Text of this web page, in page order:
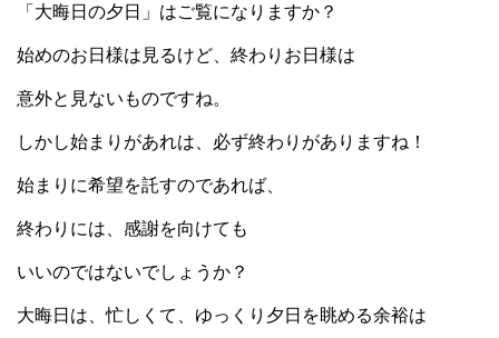
「大晦日の夕日」はご覧になりますか？
始めのお日様は見るけど、終わりお日様は
意外と見ないものですね。
しかし始まりがあれは、必ず終わりがありますね！
始まりに希望を託すのであれば、
終わりには、感謝を向けても
いいのではないでしょうか？
大晦日は、忙しくて、ゆっくり夕日を眺める余裕は